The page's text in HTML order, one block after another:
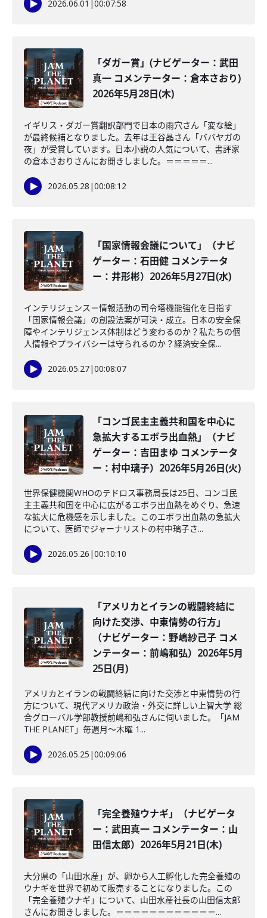
2026.06.01 00:07:58
「ダガー賞」(ナビゲーター：武田
真一 コメンテーター：倉本さおり)
2026年5月28日(木)
イギリス・ダガー賞翻訳部門で日本の雨穴さん「変な絵」
が最終候補となりました。去年は王谷晶さん「ババヤガの
夜」が受賞しています。日本小説の人気について、書評家
の倉本さおりさんにお聞きしました。＝＝＝＝＝...
2026.05.28 |00:08:12
「国家情報会議について」（ナビ
ゲーター：石田健 コメンテータ
ー：井形彬）2026年5月27日(水)
インテリジェンス＝情報活動の司令塔機能強化を目指す
「国家情報会議」の創設法案が可決・成立。日本の安全保
障やインテリジェンス体制はどう変わるのか？私たちの個
人情報やプライバシーは守られるのか？経済安全保...
2026.05.27|00:08:07
「コンゴ民主主義共和国を中心に
急拡大するエボラ出血熱」（ナビ
ゲーター：吉田まゆ コメンテータ
ー：村中璃子）2026年5月26日(火)
世界保健機関WHOのテドロス事務局長は25日、コンゴ民
主主義共和国を中心に広がるエボラ出血熱をめぐり、急速
な拡大に危機感を示しました。このエボラ出血熱の急拡大
について、医師でジャーナリストの村中璃子さ...
2026.05.26 |00:10:10
「アメリカとイランの戦闘終結に
向けた交渉、中東情勢の行方」
（ナビゲーター：野嶋紗己子 コメ
ンテーター：前嶋和弘）2026年5月
25日(月)
アメリカとイランの戦闘終結に向けた交渉と中東情勢の行
方について、現代アメリカ政治・外交に詳しい上智大学 総
合グローバル学部教授前嶋和弘さんに伺いました。「JAM
THE PLANET」毎週月～木曜 1...
2026.05.25 |00:09:06
「完全養殖ウナギ」（ナビゲータ
ー：武田真一 コメンテーター：山
田信太郎）2026年5月21日(木)
大分県の「山田水産」が、卵から人工孵化した完全養殖の
ウナギを世界で初めて販売することになりました。この
「完全養殖ウナギ」について、山田水産社長の山田信太郎
さんにお聞きしました。＝＝＝＝＝＝＝＝＝＝＝＝...